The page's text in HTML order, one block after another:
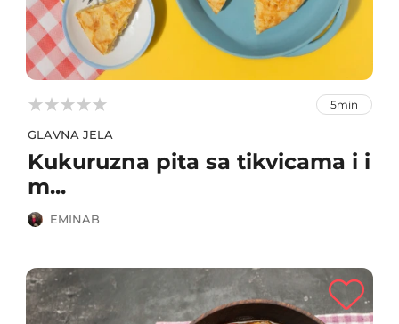


 5min
GLAVNA JELA
Kukuruzna pita sa tikvicama i i
m...
EMINAB